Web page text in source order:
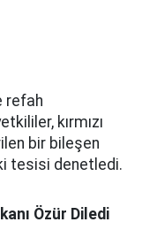
refah
kırmızı
bir bileşen
tesisi denetledi.
Özür Diledi